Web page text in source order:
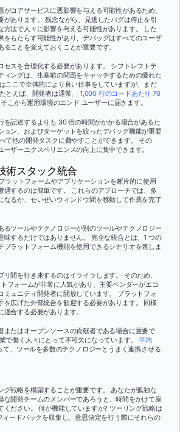
がコアサービスに悪影響を与える可能性があるため、
があります。 残念ながら、見逃したバグは停止を引
方法で人々に影響を与える可能性があります。 した
をもたらす可能性があり、デバッグはすべてのユーザ
ことを覚えておくことが重要です。
セスを合理化する必要があります。 シフトレフトテ
ィングは、生産前の問題をキャッチするための優れた
ここで全体的により良い仕事をしていますが、まだ
とえば、開発者は通常、1,000 行のコードあたり 70
こから運用環境のエンド ユーザーに届きます。
を記述するよりも 30 倍の時間がかかる場合があるた
ョン、およびターゲットを絞ったデバッグ機能が重要
て他の開発タスクに費やすことができます。 その
ザーエクスペリエンスの向上に集中できます。
術スタック統合
ラットフォームやアプリケーションを断片的に使用
遇するのは簡単です。 これらのアプローチでは、多
なるか、せいぜいウィンドウ間を移動して作業を完了
るツールやテクノロジーが別のツールやテクノロジー
味するだけではありません。 完全な統合とは、1 つの
プラットフォーム機能を使用できるシナリオを表しま
間を行き来するのはイライラします。 そのため、
フォームが非常に人気があり、主要ベンダーがエコ
ミュニティ開発者に開放しています。 プラットフォ
を広げた外部統合を歓迎する必要があります。 同様
合する必要があります。
またはオープンソースの貢献者である場合に重要で
で働く人々にとって不可欠になっています。平均
て、ツールを多数のテクノロジーとうまく連携させる
グ戦略を構築することが重要です。 あなたが孤独な
な開発チームのメンバーであろうと、時間をかけて座
ください。 何が機能していますか? ツーリング戦略は
ィードバックを収集し、意思決定を行う際にそれらの